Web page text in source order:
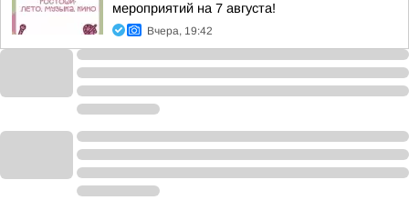
мероприятий на 7 августа!
Вчера, 19:42